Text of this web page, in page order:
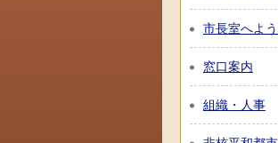
市長室へよう
窓口案内
組織・人事